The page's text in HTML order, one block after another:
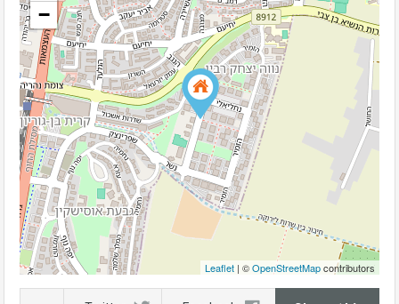
−
Leaflet | ©OpenStreetMapcontributors